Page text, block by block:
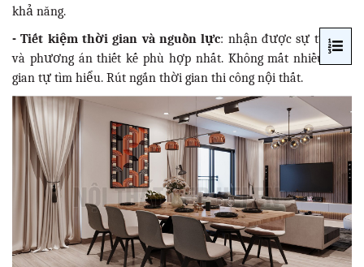
khả năng.
- Tiết kiệm thời gian và nguồn lực: nhận được sự tư vấn
và phương án thiết kế phù hợp nhất. Không mất nhiều thời
gian tự tìm hiểu. Rút ngắn thời gian thi công nội thất.